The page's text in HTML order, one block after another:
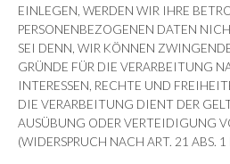
EINLEGEN, WERDEN WIR IHRE
PERSONENBEZOGENEN DATEN
SEI DENN, WIR KÖNNEN
GRÜNDE FÜR DIE VERARBEITUNG
INTERESSEN, RECHTE UND
DIE VERARBEITUNG DIENT DER
AUSÜBUNG ODER VERTEIDIGUNG
(WIDERSPRUCH NACH ART. 21 ABS. 1